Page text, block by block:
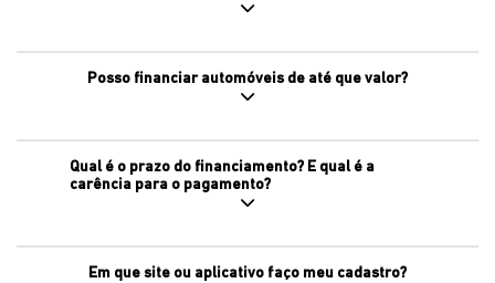
Posso financiar automóveis de até que valor?
Qual é o prazo do financiamento? E qual é a
carência para o pagamento?
Em que site ou aplicativo faço meu cadastro?